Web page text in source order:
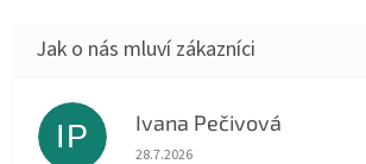
IP Ivana Pečivová
Hodnocení obchodu je 5 z 5
28.7.2026